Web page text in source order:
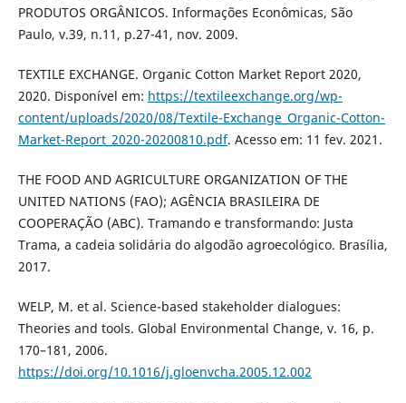
PRODUTOS ORGÂNICOS. Informações Econômicas, São
Paulo, v.39, n.11, p.27-41, nov. 2009.
TEXTILE EXCHANGE. Organic Cotton Market Report 2020,
2020. Disponível em: https://textileexchange.org/wp-
content/uploads/2020/08/Textile-Exchange_Organic-Cotton-
Market-Report_2020-20200810.pdf. Acesso em: 11 fev. 2021.
THE FOOD AND AGRICULTURE ORGANIZATION OF THE
UNITED NATIONS (FAO); AGÊNCIA BRASILEIRA DE
COOPERAÇÃO (ABC). Tramando e transformando: Justa
Trama, a cadeia solidária do algodão agroecológico. Brasília,
2017.
WELP, M. et al. Science-based stakeholder dialogues:
Theories and tools. Global Environmental Change, v. 16, p.
170–181, 2006.
https://doi.org/10.1016/j.gloenvcha.2005.12.002